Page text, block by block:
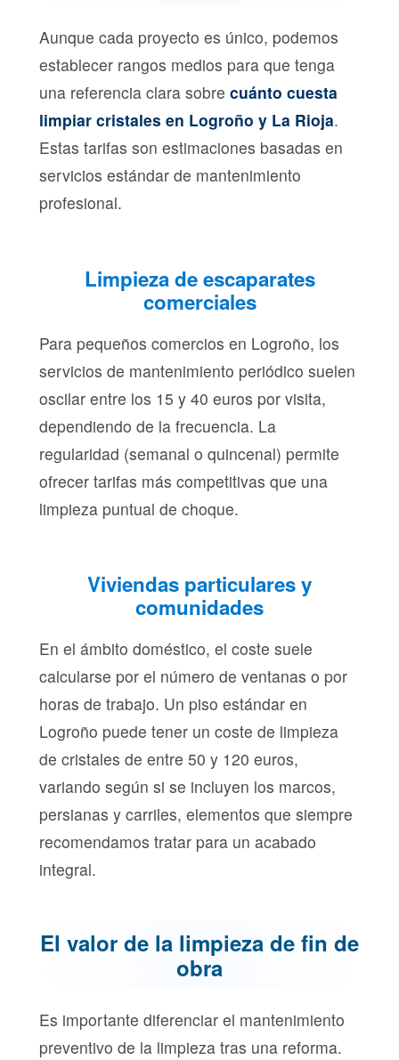
Aunque cada proyecto es único, podemos
establecer rangos medios para que tenga
una referencia clara sobre cuánto cuesta
limpiar cristales en Logroño y La Rioja.
Estas tarifas son estimaciones basadas en
servicios estándar de mantenimiento
profesional.
Limpieza de escaparates
comerciales
Para pequeños comercios en Logroño, los
servicios de mantenimiento periódico suelen
oscilar entre los 15 y 40 euros por visita,
dependiendo de la frecuencia. La
regularidad (semanal o quincenal) permite
ofrecer tarifas más competitivas que una
limpieza puntual de choque.
Viviendas particulares y
comunidades
En el ámbito doméstico, el coste suele
calcularse por el número de ventanas o por
horas de trabajo. Un piso estándar en
Logroño puede tener un coste de limpieza
de cristales de entre 50 y 120 euros,
variando según si se incluyen los marcos,
persianas y carriles, elementos que siempre
recomendamos tratar para un acabado
integral.
El valor de la limpieza de fin de
obra
Es importante diferenciar el mantenimiento
preventivo de la limpieza tras una reforma.